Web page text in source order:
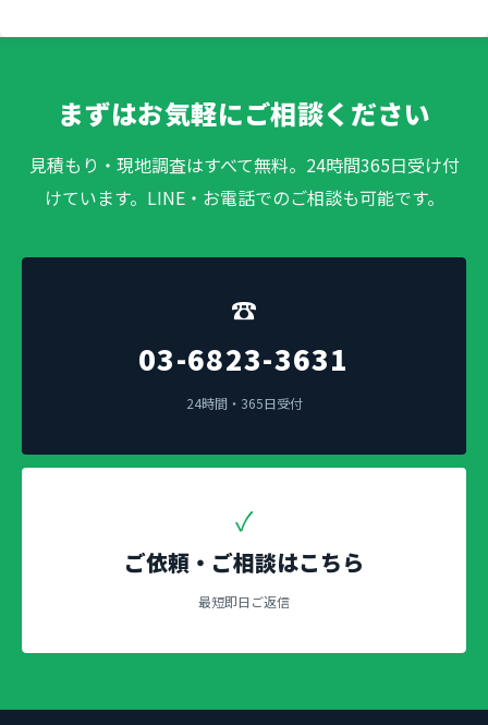
まずはお気軽にご相談ください
見積もり・現地調査はすべて無料。24時間365日受け付
けています。LINE・お電話でのご相談も可能です。
☎
03-6823-3631
24時間・365日受付
✓
ご依頼・ご相談はこちら
最短即日ご返信